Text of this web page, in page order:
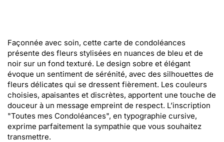
Façonnée avec soin, cette carte de condoléances
présente des fleurs stylisées en nuances de bleu et de
noir sur un fond texturé. Le design sobre et élégant
évoque un sentiment de sérénité, avec des silhouettes de
fleurs délicates qui se dressent fièrement. Les couleurs
choisies, apaisantes et discrètes, apportent une touche de
douceur à un message empreint de respect. L’inscription
"Toutes mes Condoléances", en typographie cursive,
exprime parfaitement la sympathie que vous souhaitez
transmettre.